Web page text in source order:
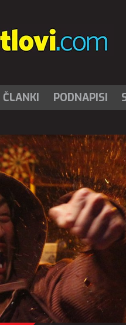
ČLANKI PODNAPISI